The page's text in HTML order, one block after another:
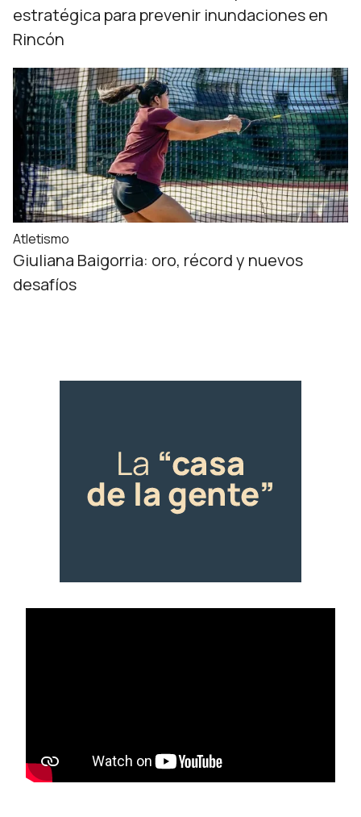
estratégica para prevenir inundaciones en
Rincón
Atletismo
Giuliana Baigorria: oro, récord y nuevos
desafíos